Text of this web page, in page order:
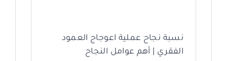
نسبة نجاح عملية اعوجاج العمود
الفقري | أهم عوامل النجاح